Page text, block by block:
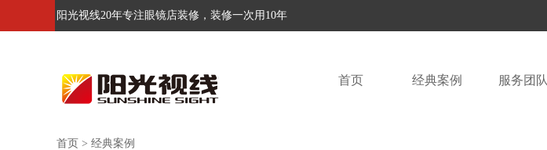
阳光视线20年专注眼镜店装修，装修一次用10年
首页 经典案例 服务团队
首页 > 经典案例